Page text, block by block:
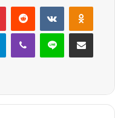
PinterestReddit VKontakte
TelegramViber Line E-Posta ile